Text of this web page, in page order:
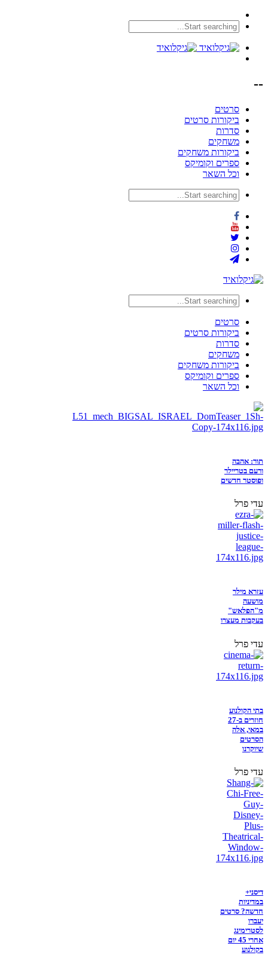
--
סרטים
ביקורות סרטים
סדרות
משחקים
ביקורות משחקים
ספרים וקומיקס
וכל השאר
סרטים
ביקורות סרטים
סדרות
משחקים
ביקורות משחקים
ספרים וקומיקס
וכל השאר
תור: אהבה
ורעם בטריילר
ופוסטר חדשים
עדי פרל
עזרא מילר
מושעה
מ"הפלאש"
בעקבות מעצרו
עדי פרל
בתי הקולנוע
חוזרים ב-27
במאי, אלה
הסרטים
שיוקרנו
עדי פרל
דיסני+
במדיניות
חדשה? סרטים
יעברו
לסטרימינג
אחרי 45 יום
בקולנוע